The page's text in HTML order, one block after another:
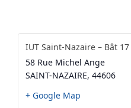
IUT Saint-Nazaire – Bât 17
58 Rue Michel Ange
SAINT-NAZAIRE, 44606
+ Google Map